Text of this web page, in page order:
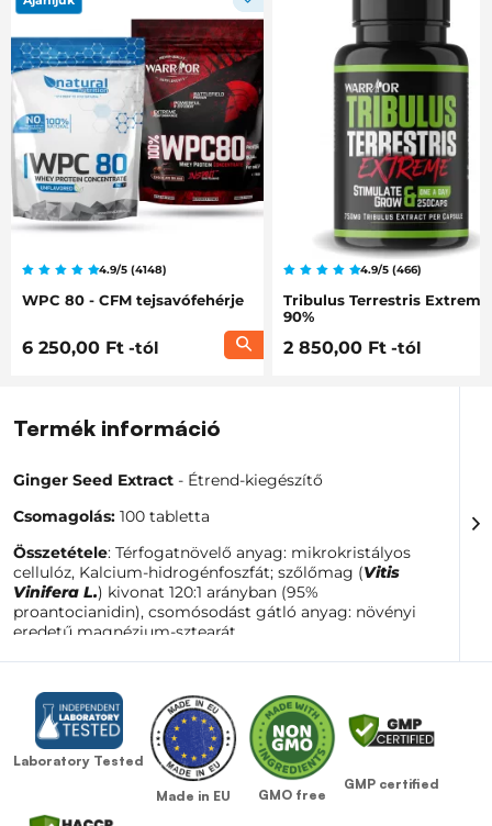
WPC 80 - CFM tejsavófehérje
4.9/5 (4148)
6 250,00 Ft -tól
Tribulus Terrestris Extreme
90%
4.9/5 (466)
2 850,00 Ft -tól
Termék információ
Ginger Seed Extract - Étrend-kiegészítő
Csomagolás: 100 tabletta
Összetétele: Térfogatnövelő anyag: mikrokristályos
cellulóz, Kalcium-hidrogénfoszfát; szőlőmag (Vitis
Vinifera L.) kivonat 120:1 arányban (95%
proantocianidin), csomósodást gátló anyag: növényi
eredetű magnézium-sztearát.
Figyelmeztetés:A készítmény nem adható 18 év alatti
gyermekeknek, terhes és szoptatós anyáknak. Az
étrend-kiegészítő nem helyettesíti a vegyes étrendet.
Gyermekektől elzárva tartandó. Ne lépje túl a
meghatározott ajánlott napi adagot.
Tárolja száraz, közvetlen napsugárzástól védett
helyeken 6-25°C-on. Ne érje fagy és nedvesség.
Laboratory Tested
Made in EU GMO free
GMP certified